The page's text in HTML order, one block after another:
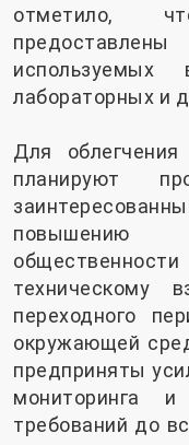
отметило,
используемых
лабораторных и
Для
планируют
техническому
переходного
окружающей
предприняты
мониторинга и
требований до